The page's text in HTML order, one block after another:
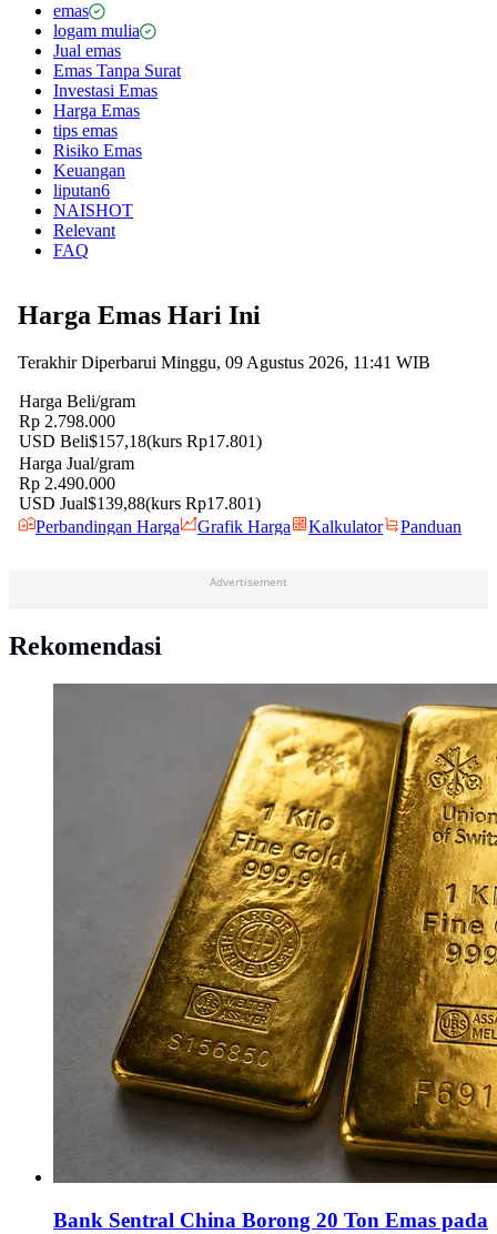
emas
logam mulia
Jual emas
Emas Tanpa Surat
Investasi Emas
Harga Emas
tips emas
Risiko Emas
Keuangan
liputan6
NAISHOT
Relevant
FAQ
Advertisement
Rekomendasi
Bank Sentral China Borong 20 Ton Emas pada